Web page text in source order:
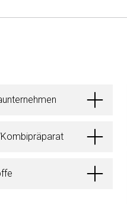
Fachinformationen